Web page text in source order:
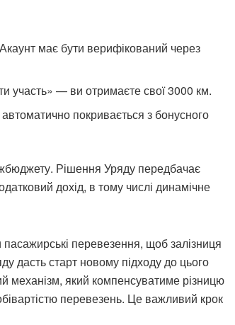
має бути верифікований через
участь» — ви отримаєте свої 3000 км.
покривається з бонусного
Рішення Уряду передбачає
дохід, в тому числі динамічне
перевезення, щоб залізниця
дасть старт новому підходу до цього
механізм, який компенсуватиме різницю
перевезень. Це важливий крок